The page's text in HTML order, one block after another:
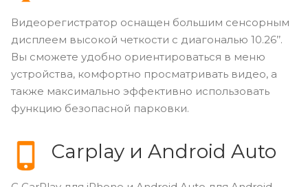
Видеорегистратор оснащен большим сенсорным
дисплеем высокой четкости c диагональю 10.26’’.
Вы сможете удобно ориентироваться в меню
устройства, комфортно просматривать видео, а
также максимально эффективно использовать
функцию безопасной парковки.
Carplay и Android Auto